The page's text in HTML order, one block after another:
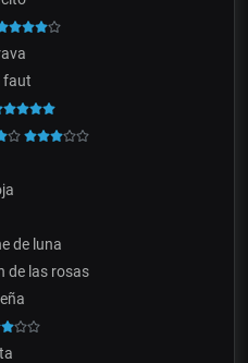
faut
de luna
de las rosas